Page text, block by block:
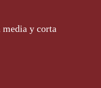
media y corta